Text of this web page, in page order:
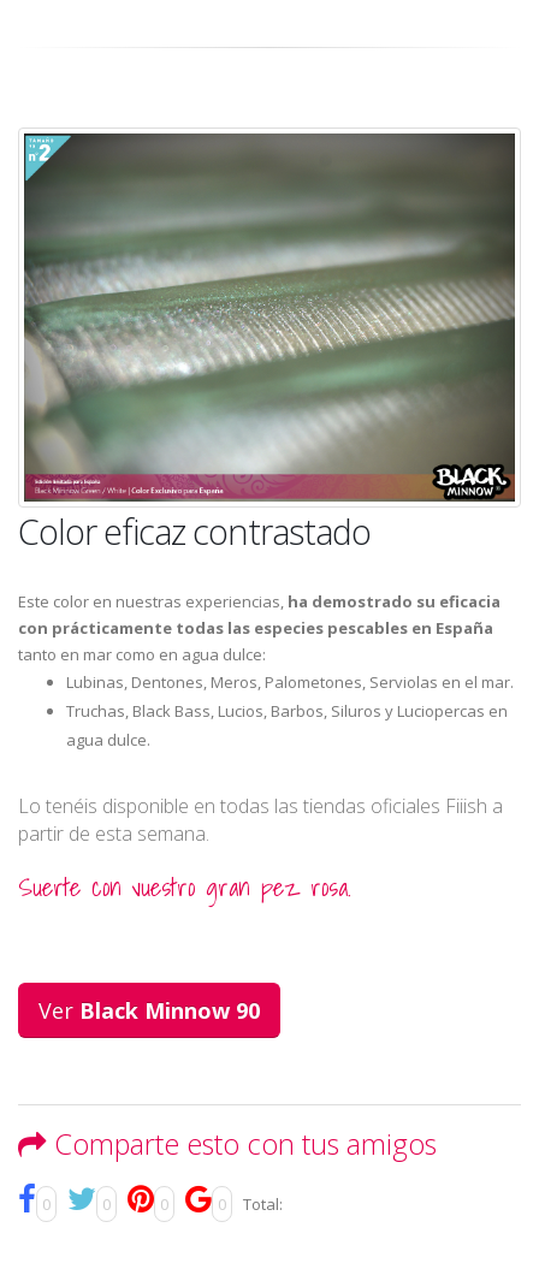
Color eficaz contrastado
Este color en nuestras experiencias, ha demostrado su eficacia
con prácticamente todas las especies pescables en España
tanto en mar como en agua dulce:
Lubinas, Dentones, Meros, Palometones, Serviolas en el mar.
Truchas, Black Bass, Lucios, Barbos, Siluros y Luciopercas en
agua dulce.
Lo tenéis disponible en todas las tiendas oficiales Fiiish a
partir de esta semana.
Suerte con vuestro gran pez rosa.
Ver Black Minnow 90
Comparte esto con tus amigos
0 0 0 0 Total: